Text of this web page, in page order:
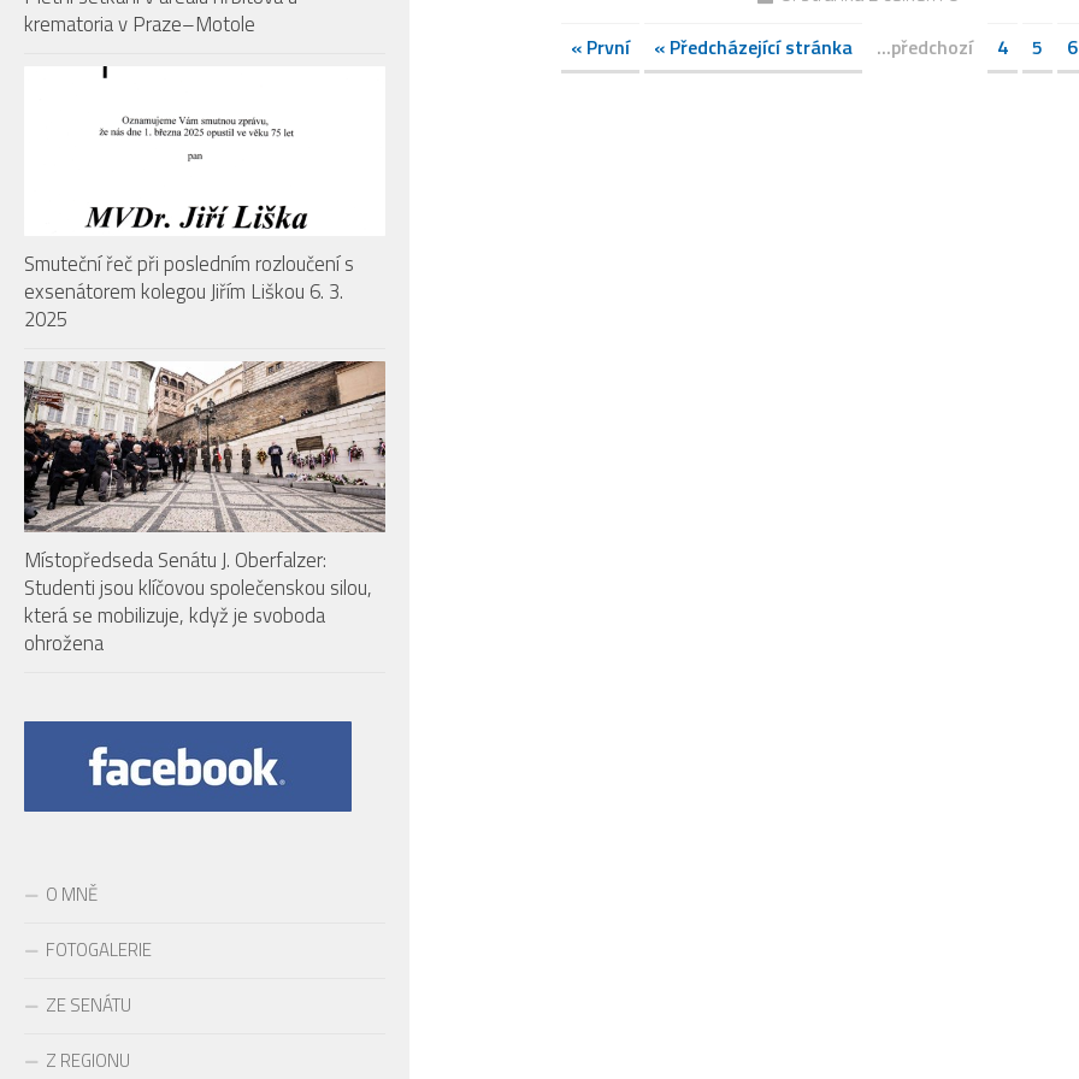
« První « Předcházející stránka ...předchozí 4 5 6
krematoria v Praze–Motole
Smuteční řeč při posledním rozloučení s
exsenátorem kolegou Jiřím Liškou 6. 3.
2025
Místopředseda Senátu J. Oberfalzer:
Studenti jsou klíčovou společenskou silou,
která se mobilizuje, když je svoboda
ohrožena
O MNĚ
FOTOGALERIE
ZE SENÁTU
Z REGIONU